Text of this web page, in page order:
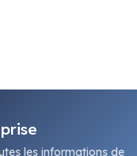
les informations de